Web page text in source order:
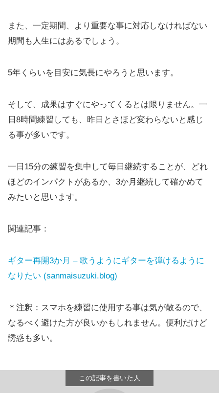
また、一定期間、より重要な事に対応しなければない
期間も人生にはあるでしょう。
5年くらいを目安に気長にやろうと思います。
そして、成果はすぐにやってくるとは限りません。一
日8時間練習しても、昨日とさほど変わらないと感じ
る事が多いです。
一日15分の練習を集中して毎日継続することが、どれ
ほどのインパクトがあるか、3か月継続して確かめて
みたいと思います。
関連記事：
ギター再開3か月 – 歌うようにギターを弾けるように
なりたい (sanmaisuzuki.blog)
＊注釈：スマホを練習に使用する事は気が散るので、
なるべく避けた方が良いかもしれません。便利だけど
誘惑も多い。